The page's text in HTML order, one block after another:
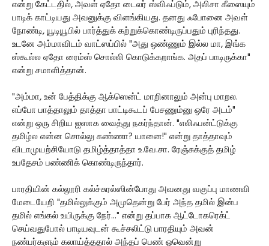
என்று கேட்டதில், அவள் ஏதோ டைலர் ஸ்விஃப்டும், அலிசா கீஸையும்
பாடிக் காட்டியது அவனுக்கு விளங்கியது. தனது ஃபோனை அவள்
நோண்டி, யூடியூபில் பார்த்துக் கற்றுக்கொண்டிருப்பதும் புரிந்தது.
உடனே அம்மாவிடம் வாட்ஸப்பில் "அது ஒண்ணும் இல்ல மா, இங்க
ஸ்கூல்ல ஏதோ ரைம்ஸ் சொல்லி கொடுக்கறாங்க. அதப் பாடிருக்கா"
என்று சமாளித்தான்.
"அம்மா, உன் பேத்திக்கு ஆக்ஸென்ட் மாறினாலும் அன்பு மாறல.
எப்போ பாத்தாலும் தாத்தா பாட்டிகூடப் பேசணும்னு ஒரே அடம்"
என்று ஒரு சிறிய ஐஸாக வைத்து நகர்ந்தான். "எலிஃபன்ட்டுக்கு
தமிழ்ல என்ன சொல்லு கண்ணா? யானை!" என்று தாத்தாவும்
விடாமுயற்சியோடு தமிழ்த்தாத்தா உ.வே.சா. ரேஞ்சுக்குத் தமிழ்
உபதேசம் பண்ணிக் கொண்டிருந்தார்.
பாரதியின் கல்லூரி கல்ச்சுரல்ஸின்போது அவனது வகுப்பு மாணவி
மேடையேறி "தமில்லுக்கும் அமுதென்று பேர் அந்த தமில் இன்ப
தமில் எங்கல் உயிருக்கு நேர்..." என்று தப்பாக ஆட்டோகரெக்ட்
செய்வதுபோல் பாடியவுடன் கூச்சலிட்டு பாரதியும் அவன்
நண்பர்களும் கலாய்த்ததால் அந்தப் பெண் ஓவென்று